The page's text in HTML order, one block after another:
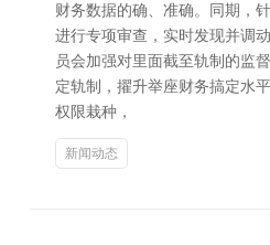
财务数据的确、准确。同期，
进行专项审查，实时发现并调
员会加强对里面截至轨制的监
定轨制，擢升举座财务搞定水
权限栽种，
新闻动态